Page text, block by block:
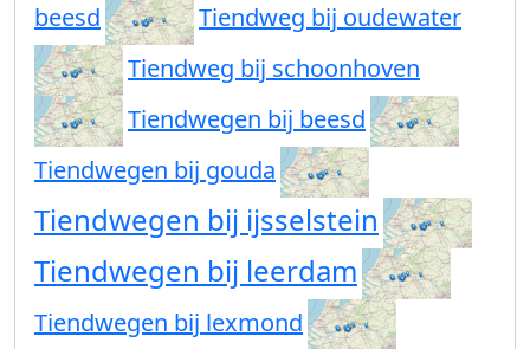
beesd
Tiendweg bij oudewater
Tiendweg bij schoonhoven
Tiendwegen bij beesd
Tiendwegen bij gouda
Tiendwegen bij ijsselstein
Tiendwegen bij leerdam
Tiendwegen bij lexmond